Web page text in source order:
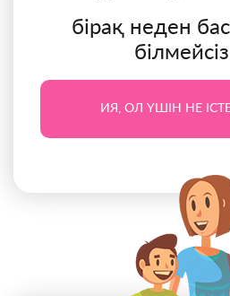
бірақ неден
ИЯ, ОЛ ҮШІН НЕ